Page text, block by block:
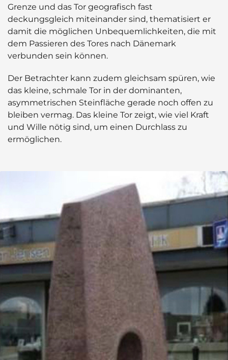
Grenze und das Tor geografisch fast
deckungsgleich miteinander sind, thematisiert er
damit die möglichen Unbequemlichkeiten, die mit
dem Passieren des Tores nach Dänemark
verbunden sein können.
Der Betrachter kann zudem gleichsam spüren, wie
das kleine, schmale Tor in der dominanten,
asymmetrischen Steinfläche gerade noch offen zu
bleiben vermag. Das kleine Tor zeigt, wie viel Kraft
und Wille nötig sind, um einen Durchlass zu
ermöglichen.